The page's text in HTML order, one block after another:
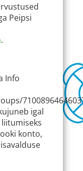
Peipsi
.
Info
igal
konto,